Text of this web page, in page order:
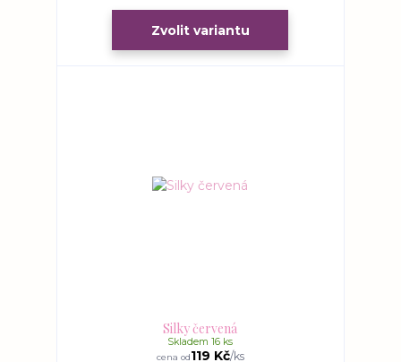
Zvolit variantu
Silky červená
cena od119 Kč/ks
Skladem 16 ks